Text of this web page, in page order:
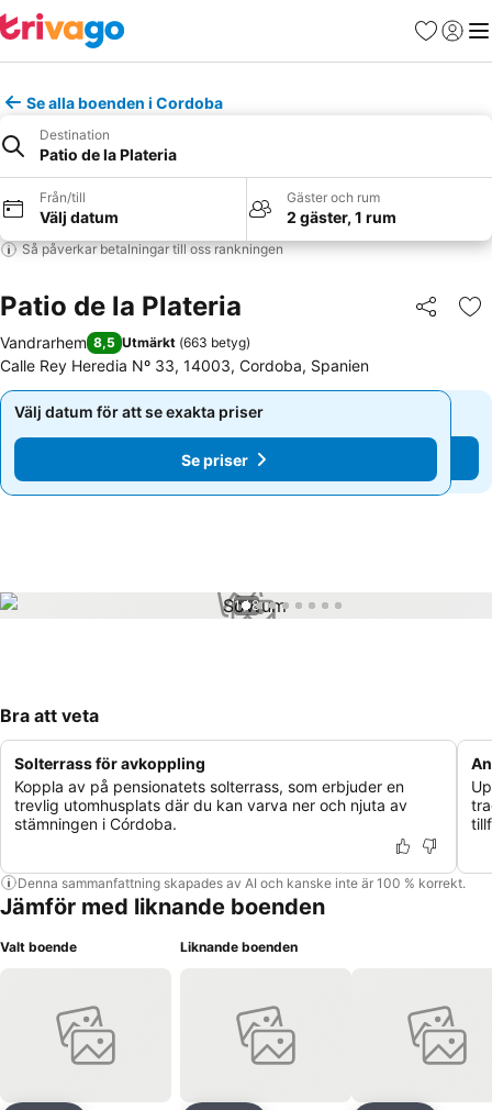
Favoriter
Logga
Se alla boenden i Cordoba
Destination
Patio de la Plateria
Från/till
Välj datum
Gäster och rum
2 gäster, 1 rum
Så påverkar betalningar till oss rankningen
Patio de la Plateria Dela
Vandrarhem 8,5 Utmärkt (663 betyg)
Calle Rey Heredia Nº 33, 14003, Cordoba, Spanien
Välj datum för att se exakta priser
Se priser
Välj datum för att se exakta priser
Se priser
1 / 8
Bra att veta
Solterrass för avkoppling
Koppla av på pensionatets solterrass, som erbjuder en
trevlig utomhusplats där du kan varva ner och njuta av
stämningen i Córdoba.
Denna sammanfattning skapades av AI och kanske inte är 100 % korrekt.
Jämför med liknande boenden
Valt boende Liknande boenden